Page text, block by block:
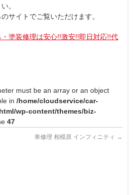
。
サイトでご覧いただけます。
塗装修理は安心!!激安!!即日対応!!代
must be an array or an object
in/home/cloudservice/car-
wp-content/themes/biz-
47
車修理 相模原 インフィニティ →